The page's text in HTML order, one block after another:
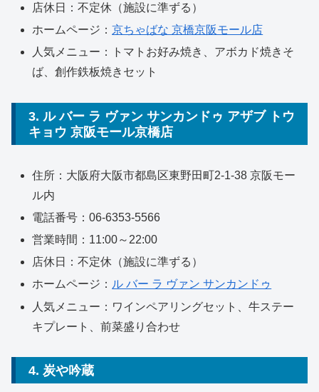
店休日：不定休（施設に準ずる）
ホームページ：京ちゃばな 京橋京阪モール店
人気メニュー：トマトお好み焼き、アボカド焼きそ
ば、創作鉄板焼きセット
3. ル バー ラ ヴァン サンカンドゥ アザブ トウ
キョウ 京阪モール京橋店
住所：大阪府大阪市都島区東野田町2-1-38 京阪モー
ル内
電話番号：06-6353-5566
営業時間：11:00～22:00
店休日：不定休（施設に準ずる）
ホームページ： ル バー ラ ヴァン サンカンドゥ
人気メニュー：ワインペアリングセット、牛ステー
キプレート、前菜盛り合わせ
4. 炭や吟蔵